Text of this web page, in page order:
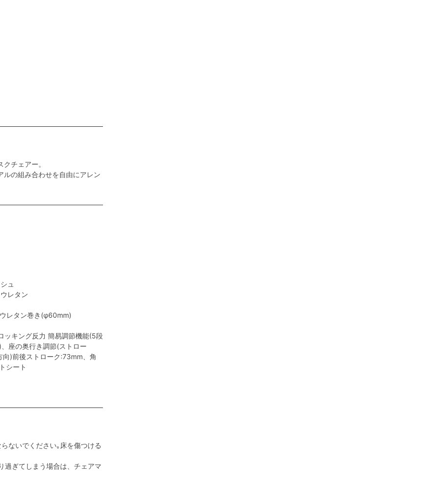
チェアー。
ルの組み合わせを自由にアレン
ュ
レタン
レタン巻き(φ60mm)
ッキング反力 簡易調節機能(5段
座の奥行き調節(ストロー
)前後ストローク:73mm、角
シート
ないでください｡床を傷つける
過ぎてしまう場合は、チェアマ